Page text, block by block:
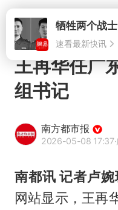
王再华任广
组书记
南方都市报
2026-05-08 17:37
南都讯 记者卢婉
网站显示，王再